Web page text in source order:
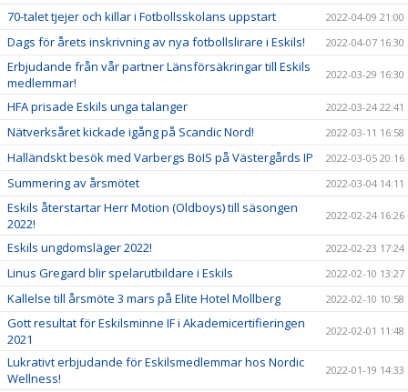
70-talet tjejer och killar i Fotbollsskolans uppstart 2022-04-09 21:00
Dags för årets inskrivning av nya fotbollslirare i Eskils! 2022-04-07 16:30
Erbjudande från vår partner Länsförsäkringar till Eskils
medlemmar!
2022-03-29 16:30
HFA prisade Eskils unga talanger 2022-03-24 22:41
Nätverksåret kickade igång på Scandic Nord! 2022-03-11 16:58
Halländskt besök med Varbergs BoIS på Västergårds IP 2022-03-05 20:16
Summering av årsmötet 2022-03-04 14:11
Eskils återstartar Herr Motion (Oldboys) till säsongen
2022!
2022-02-24 16:26
Eskils ungdomsläger 2022! 2022-02-23 17:24
Linus Gregard blir spelarutbildare i Eskils 2022-02-10 13:27
Kallelse till årsmöte 3 mars på Elite Hotel Mollberg 2022-02-10 10:58
Gott resultat för Eskilsminne IF i Akademicertifieringen
2021
2022-02-01 11:48
Lukrativt erbjudande för Eskilsmedlemmar hos Nordic
Wellness!
2022-01-19 14:33